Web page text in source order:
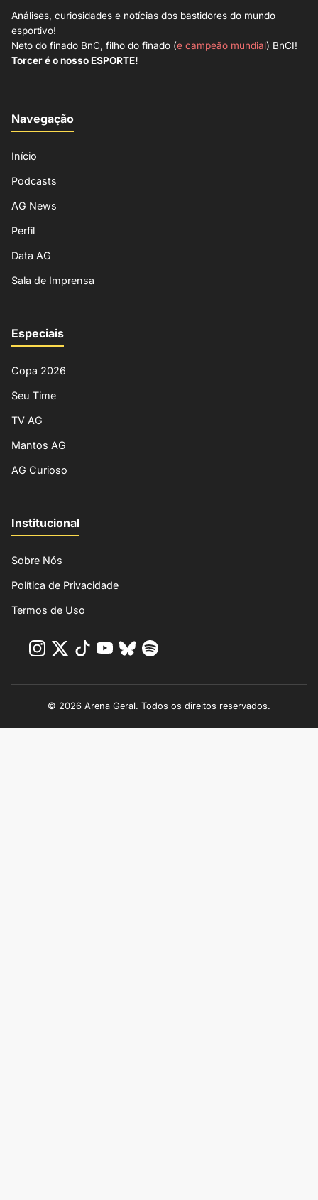
Análises, curiosidades e notícias dos bastidores do mundo
esportivo!
Neto do finado BnC, filho do finado (e campeão mundial) BnCI!
Torcer é o nosso ESPORTE!
Navegação
Início
Podcasts
AG News
Perfil
Data AG
Sala de Imprensa
Especiais
Copa 2026
Seu Time
TV AG
Mantos AG
AG Curioso
Institucional
Sobre Nós
Política de Privacidade
Termos de Uso
© 2026 Arena Geral. Todos os direitos reservados.